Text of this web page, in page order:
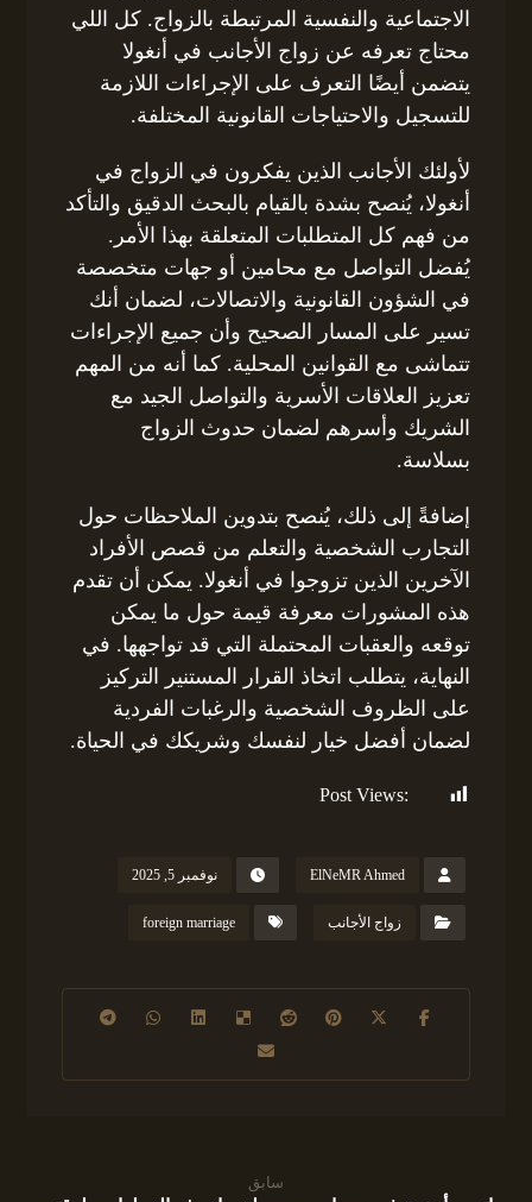
الاجتماعية والنفسية المرتبطة بالزواج. كل اللي
محتاج تعرفه عن زواج الأجانب في أنغولا
يتضمن أيضًا التعرف على الإجراءات اللازمة
للتسجيل والاحتياجات القانونية المختلفة.
لأولئك الأجانب الذين يفكرون في الزواج في
أنغولا، يُنصح بشدة بالقيام بالبحث الدقيق والتأكد
من فهم كل المتطلبات المتعلقة بهذا الأمر.
يُفضل التواصل مع محامين أو جهات متخصصة
في الشؤون القانونية والاتصالات، لضمان أنك
تسير على المسار الصحيح وأن جميع الإجراءات
تتماشى مع القوانين المحلية. كما أنه من المهم
تعزيز العلاقات الأسرية والتواصل الجيد مع
الشريك وأسرهم لضمان حدوث الزواج
بسلاسة.
إضافةً إلى ذلك، يُنصح بتدوين الملاحظات حول
التجارب الشخصية والتعلم من قصص الأفراد
الآخرين الذين تزوجوا في أنغولا. يمكن أن تقدم
هذه المشورات معرفة قيمة حول ما يمكن
توقعه والعقبات المحتملة التي قد تواجهها. في
النهاية، يتطلب اتخاذ القرار المستنير التركيز
على الظروف الشخصية والرغبات الفردية
لضمان أفضل خيار لنفسك وشريكك في الحياة.
Post Views:
ElNeMR Ahmed نوفمبر 5, 2025
زواج الأجانب foreign marriage
سابق